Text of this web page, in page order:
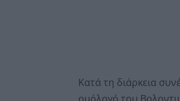
Κατά τη διάρκεια
ομόλογό του